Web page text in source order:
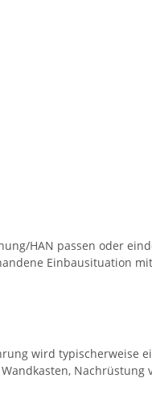
HAN passen oder
Einbausituation
wird